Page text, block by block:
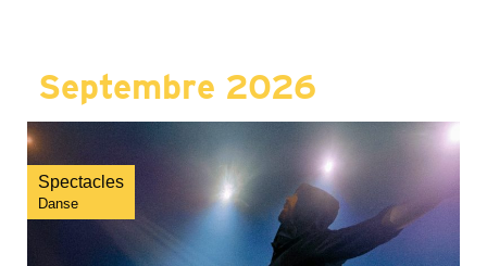
Septembre 2026
Spectacles
Danse